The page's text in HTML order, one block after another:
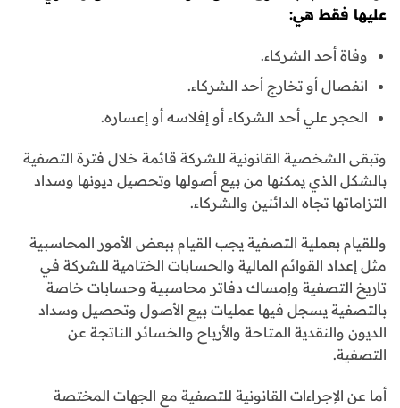
عليها فقط هي:
وفاة أحد الشركاء.
انفصال أو تخارج أحد الشركاء.
الحجر علي أحد الشركاء أو إفلاسه أو إعساره.
وتبقى الشخصية القانونية للشركة قائمة خلال فترة التصفية
بالشكل الذي يمكنها من بيع أصولها وتحصيل ديونها وسداد
التزاماتها تجاه الدائنين والشركاء.
وللقيام بعملية التصفية يجب القيام ببعض الأمور المحاسبية
مثل إعداد القوائم المالية والحسابات الختامية للشركة في
تاريخ التصفية وإمساك دفاتر محاسبية وحسابات خاصة
بالتصفية يسجل فيها عمليات بيع الأصول وتحصيل وسداد
الديون والنقدية المتاحة والأرباح والخسائر الناتجة عن
التصفية.
أما عن الإجراءات القانونية للتصفية مع الجهات المختصة